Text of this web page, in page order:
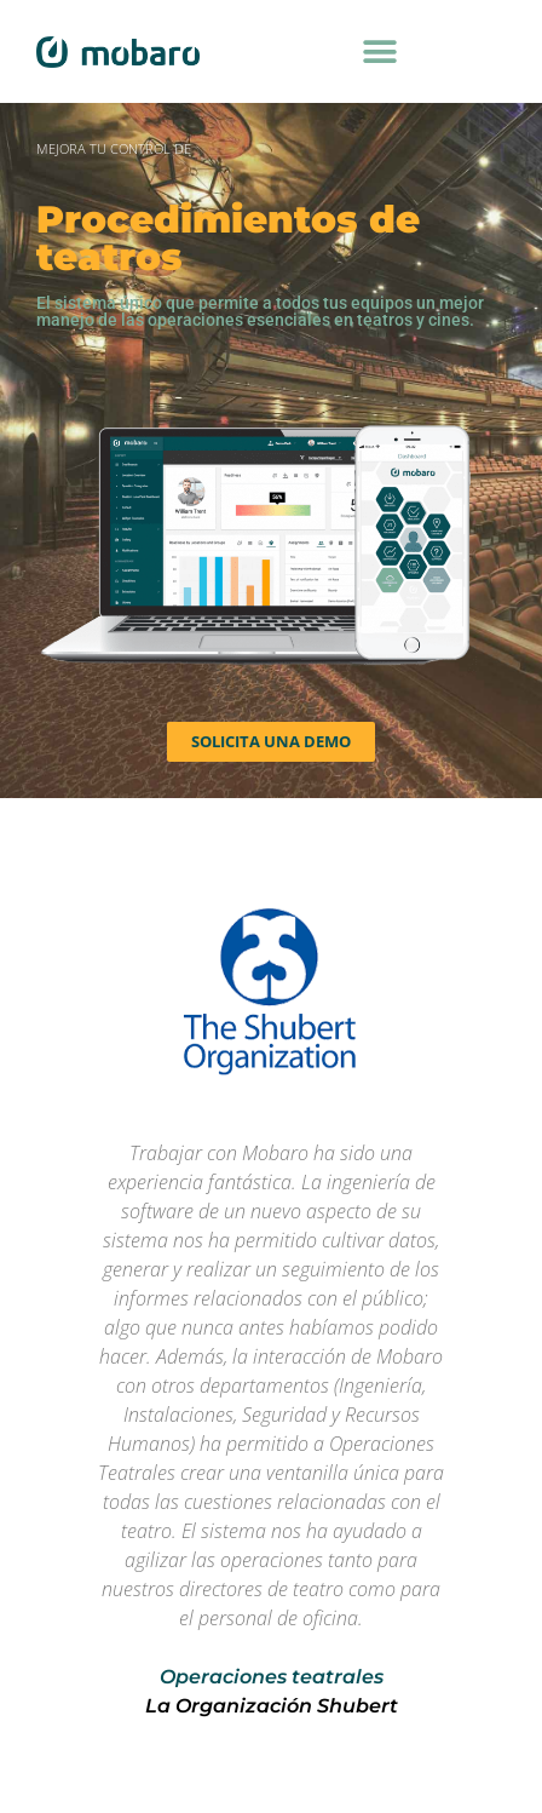
MEJORA TU CONTROL DE
Procedimientos de
teatros
El sistema único que permite a todos tus equipos un mejor
manejo de las operaciones esenciales en teatros y cines.
SOLICITA UNA DEMO
Trabajar con Mobaro ha sido una
experiencia fantástica. La ingeniería de
software de un nuevo aspecto de su
sistema nos ha permitido cultivar datos,
generar y realizar un seguimiento de los
informes relacionados con el público;
algo que nunca antes habíamos podido
hacer. Además, la interacción de Mobaro
con otros departamentos (Ingeniería,
Instalaciones, Seguridad y Recursos
Humanos) ha permitido a Operaciones
Teatrales crear una ventanilla única para
todas las cuestiones relacionadas con el
teatro. El sistema nos ha ayudado a
agilizar las operaciones tanto para
nuestros directores de teatro como para
el personal de oficina.
Operaciones teatrales
La Organización Shubert